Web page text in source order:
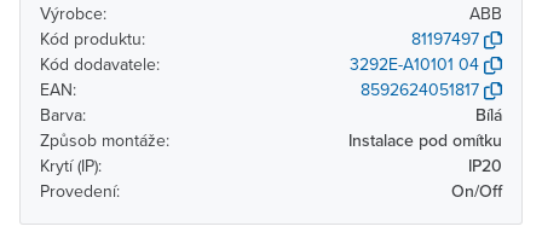
Výrobce:
ABB
Kód produktu:
81197497
Kód dodavatele:
3292E-A10101 04
EAN:
8592624051817
Barva:
Bílá
Způsob montáže:
Instalace pod omítku
Krytí (IP):
IP20
Provedení:
On/Off